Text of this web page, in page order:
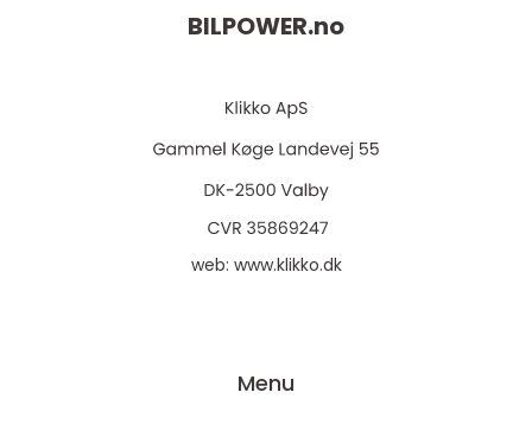
BILPOWER.no
web: www.klikko.dk
Menu